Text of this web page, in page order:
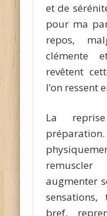
et de
pour ma
repos,
clémente
revêtent
l’on ressent
La
augmenter
sensations,
bref,